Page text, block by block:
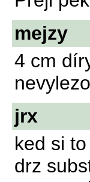
mejzy
4 cm
jrx
ked si
drz